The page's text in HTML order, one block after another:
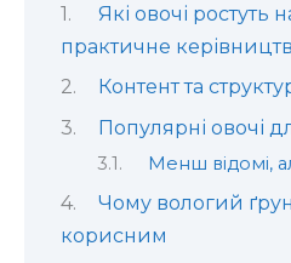
Які овочі ростуть
практичне
Контент та
Популярні овочі
Менш відомі,
Чому вологий
корисним